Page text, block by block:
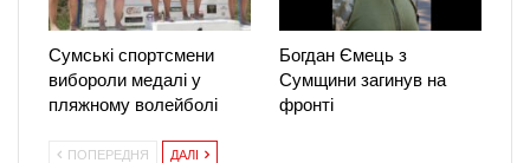
Сумські спортсмени
вибороли медалі у
пляжному волейболі
Богдан Ємець з
Сумщини загинув на
фронті
ПОПЕРЕДНЯ ДАЛІ